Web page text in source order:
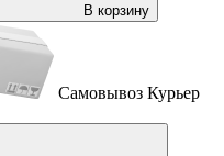
В корзину
Самовывоз Курьер